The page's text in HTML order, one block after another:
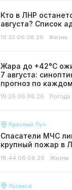
Кто в ЛНР
августа? Список
19:33 06.08.26 Жизнь
Жара до +42°С
7 августа:
прогноз по
19:26 06.08.26 Погода
Красный Луч
Спасатели МЧС
крупный пожар в
18:44 06.08.26 Жизнь
Луганск